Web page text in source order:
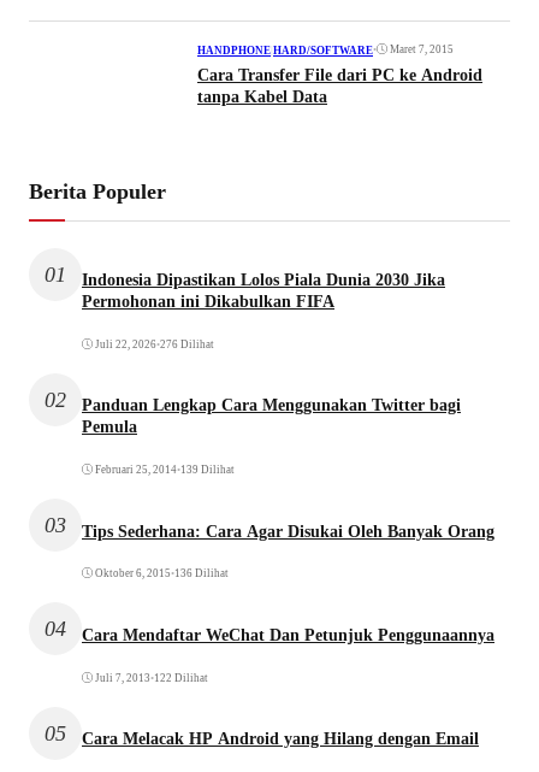
HANDPHONE HARD/SOFTWARE• Maret 7, 2015
Cara Transfer File dari PC ke Android
tanpa Kabel Data
Berita Populer
01
Indonesia Dipastikan Lolos Piala Dunia 2030 Jika
Permohonan ini Dikabulkan FIFA
Juli 22, 2026•276 Dilihat
02
Panduan Lengkap Cara Menggunakan Twitter bagi
Pemula
Februari 25, 2014•139 Dilihat
03 Tips Sederhana: Cara Agar Disukai Oleh Banyak Orang
Oktober 6, 2015 •136 Dilihat
04 Cara Mendaftar WeChat Dan Petunjuk Penggunaannya
Juli 7, 2013 •122 Dilihat
05 Cara Melacak HP Android yang Hilang dengan Email